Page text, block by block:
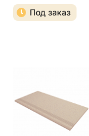
Под заказ